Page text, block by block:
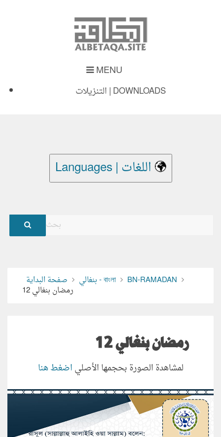
MENU
التنزيلات | DOWNLOADS
بحث
صفحة البداية بنغالي - বাংলা BN-RAMADAN
رمضان بنغالي 12
رمضان بنغالي 12
لمشاهدة الصورة بحجمها الأصلياضغط هنا